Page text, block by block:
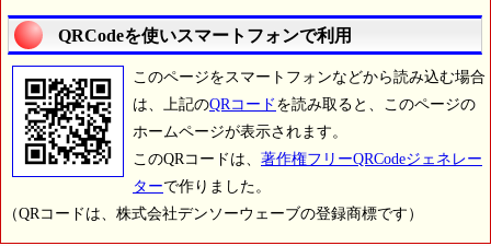
QRCodeを使いスマートフォンで利用
このページをスマートフォンなどから読み込む場合
は、上記のQRコード を読み取ると、このページの
ホームページが表示されます。
このQRコードは、 著作権フリーQRCodeジェネレー
ターで作りました。
（QRコードは、株式会社デンソーウェーブの登録商標です）